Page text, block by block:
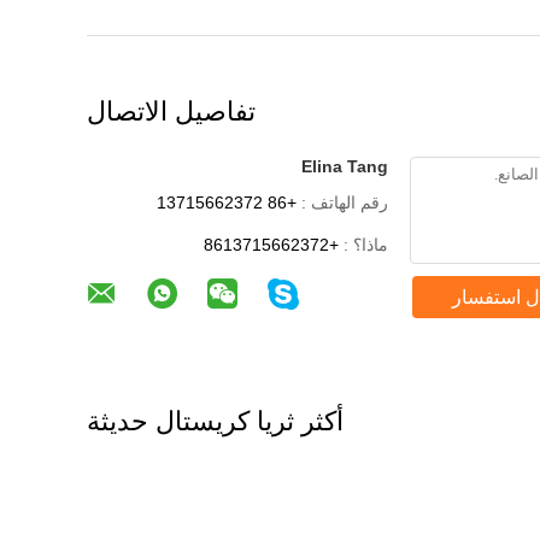
تفاصيل الاتصال
Elina Tang
رقم الهاتف : +86 13715662372
ماذا؟ : +8613715662372
استفسار
أكثر ثريا كريستال حديثة